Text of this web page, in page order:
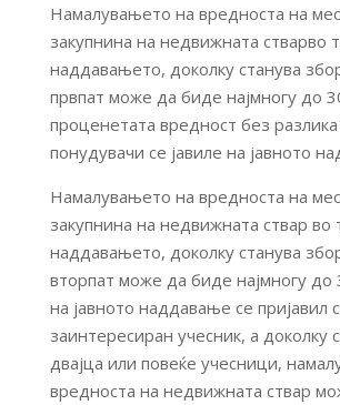
Намалувањето на вредноста на
закупнина на недвижната стварво
наддавањето, доколку станува
првпат може да биде најмногу до
проценетата вредност без разлика
понудувачи се јавиле на јавното
Намалувањето на вредноста на
закупнина на недвижната ствар во
наддавањето, доколку станува
вторпат може да биде најмногу до
на јавното наддавање се пријавил
заинтересиран учесник, а доколку
двајца или повеќе учесници,
вредноста на недвижната ствар